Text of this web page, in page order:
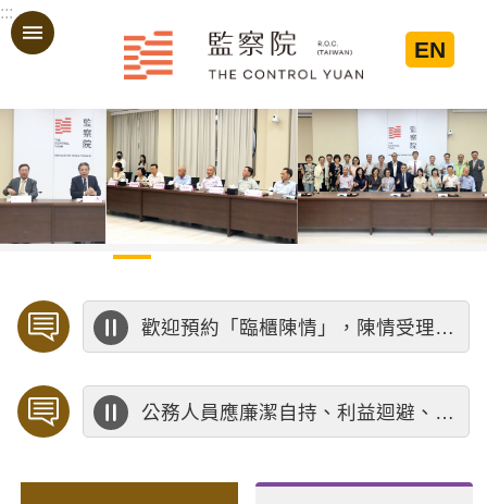
跳到主要內容區塊
:::
EN
歡迎預約「臨櫃陳情」，陳情受理中心將優先排定人員與您接談，釐清案情爭點後收案處理，以節省您的寶貴時間。
公務人員應廉潔自持、利益迴避、依法公正執行公務～考試院公務人員保障暨培訓委員會～